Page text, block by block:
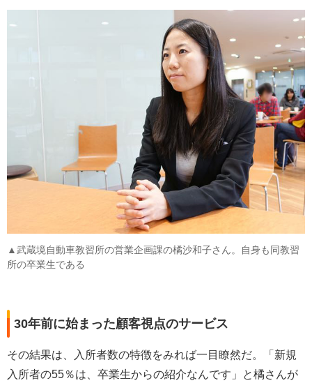
▲武蔵境自動車教習所の営業企画課の橘沙和子さん。自身も同教習
所の卒業生である
30年前に始まった顧客視点のサービス
その結果は、入所者数の特徴をみれば一目瞭然だ。「新規
入所者の55％は、卒業生からの紹介なんです」と橘さんが